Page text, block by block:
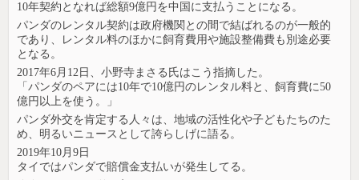
10年契約となれば総額9億円を中国に支払うことになる。
パンダのレンタル契約は政府機関との間で結ばれるのが一般的
であり、レンタル料のほかに飼育費用や施設整備費も別途必要
となる。
2017年6月12日、小野寺まさる氏はこう指摘した。
「パンダのペアには10年で10億円のレンタル料と、飼育費に50
億円以上を使う。」
パンダ外交を肯定する人々は、地域の活性化や子どもたちのた
め、明るいニュースとして誇らしげに語る。
2019年10月9日
タイではパンダで賠償金支払いが発生してる。